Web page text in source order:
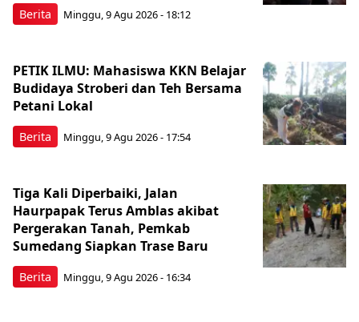
Berita Minggu, 9 Agu 2026 - 18:12
Berita
PETIK ILMU: Mahasiswa KKN Belajar
Budidaya Stroberi dan Teh Bersama
Petani Lokal
Minggu, 9 Agu 2026 - 17:54
Berita
Tiga Kali Diperbaiki, Jalan
Haurpapak Terus Amblas akibat
Pergerakan Tanah, Pemkab
Sumedang Siapkan Trase Baru
Minggu, 9 Agu 2026 - 16:34